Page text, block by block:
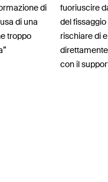
di
di una
troppo
fuoriuscire
del
rischiare di
con il